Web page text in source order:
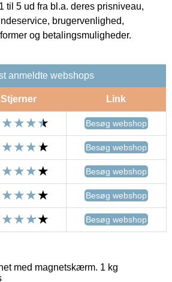
til 5 ud fra bl.a. deres prisniveau,
brugervenlighed,
og betalingsmuligheder.
anmeldte webshops
Stjerner Link
Besøg webshop
Besøg webshop
Besøg webshop
Besøg webshop
Besøg webshop
med magnetskærm. 1 kg